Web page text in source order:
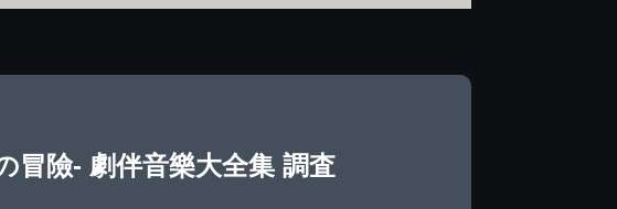
冒險- 劇伴音樂大全集 調査